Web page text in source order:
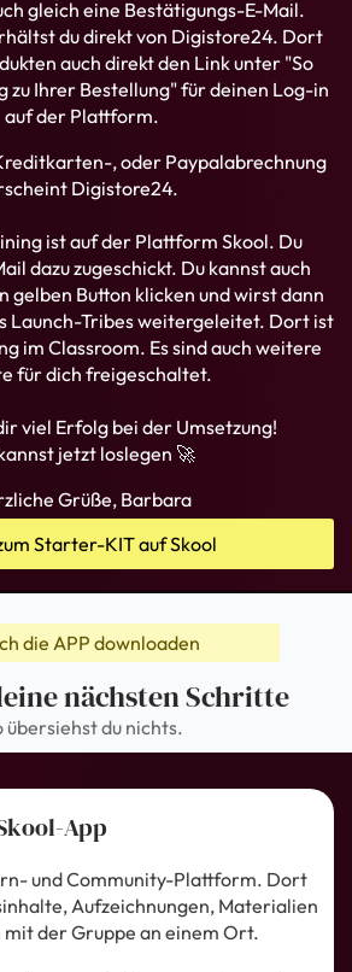
gleich eine Bestätigungs-E-Mail.
du direkt von Digistore24. Dort
auch direkt den Link unter "So
zu Ihrer Bestellung" für deinen Log-in
auf der Plattform.
, oder Paypalabrechnung
Digistore24.
ist auf der Plattform Skool. Du
dazu zugeschickt. Du kannst auch
gelben Button klicken und wirst dann
Launch-Tribes weitergeleitet. Dort ist
im Classroom. Es sind auch weitere
für dich freigeschaltet.
viel Erfolg bei der Umsetzung!
jetzt loslegen 🚀
Grüße, Barbara
Starter-KIT auf Skool
die APP downloaden
nächsten Schritte
übersiehst du nichts.
App
und Community-Plattform. Dort
Aufzeichnungen, Materialien
mit der Gruppe an einem Ort.